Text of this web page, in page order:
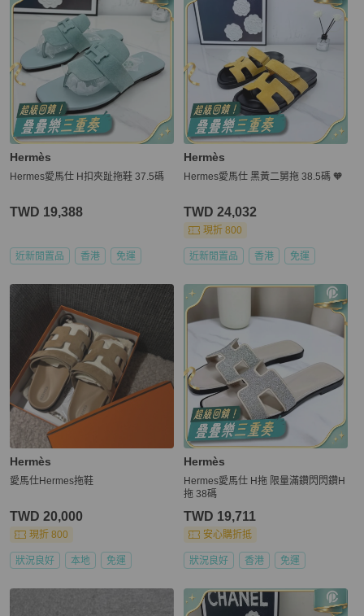
Hermès
Hermes愛馬仕 H扣夾趾拖鞋 37.5碼
TWD 19,388
近新閒置品 香港 免運
Hermès
Hermes愛馬仕 黑黃二舅拖 38.5碼 🧡
TWD 24,032
現折 800
近新閒置品 香港 免運
Hermès
愛馬仕Hermes拖鞋
TWD 20,000
現折 800
狀況良好 本地 免運
Hermès
Hermes愛馬仕 H拖 限量滿鑽閃閃鑽H
拖 38碼
TWD 19,711
安心購折抵
狀況良好 香港 免運